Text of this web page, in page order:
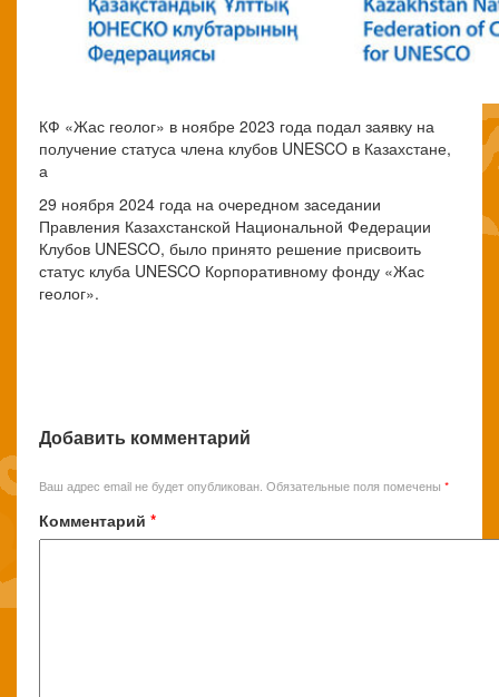
КФ «Жас геолог» в ноябре 2023 года подал заявку на
получение статуса члена клубов UNESCO в Казахстане,
а
29 ноября 2024 года на очередном заседании
Правления Казахстанской Национальной Федерации
Клубов UNESCO, было принято решение присвоить
статус клуба UNESCO Корпоративному фонду «Жас
геолог».
Добавить комментарий
Ваш адрес email не будет опубликован. Обязательные поля помечены *
Комментарий *